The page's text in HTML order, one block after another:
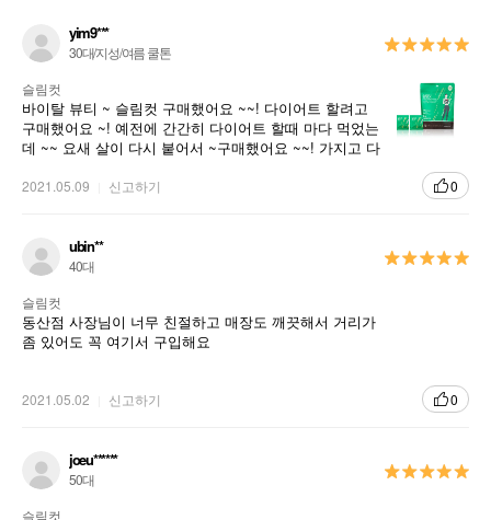
효율적 체지방 관리를 위한 다이어트 솔루션
슬림컷 Slim Cut
스마트 슬리밍 정제 슬림컷
움직임이 많은 시간대 혹은 운동 전·후 간편한 섭취로 시작하는 정
제 슬리밍 제품
yim9***
30대/지성/여름 쿨톤
슬림컷
바이탈 뷰티 ~ 슬림컷 구매했어요 ~~! 다이어트 할려고
구매했어요 ~! 예전에 간간히 다이어트 할때 마다 먹었는
데 ~~ 요새 살이 다시 붙어서 ~구매했어요 ~~! 가지고 다
2021.05.09 신고하기 0
ubin**
40대
슬림컷
동산점 사장님이 너무 친절하고 매장도 깨끗해서 거리가
좀 있어도 꼭 여기서 구입해요
2021.05.02 신고하기 0
joeu******
50대
슬림컷